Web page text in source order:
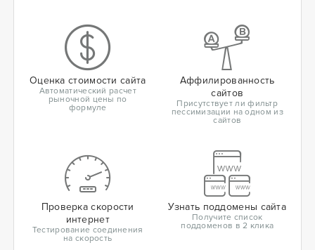
Оценка стоимости сайта
Автоматический расчет
рыночной цены по
формуле
Аффилированность
сайтов
Присутствует ли фильтр
пессимизации на одном из
сайтов
Проверка скорости
интернет
Тестирование соединения
на скорость
Узнать поддомены сайта
Получите список
поддоменов в 2 клика